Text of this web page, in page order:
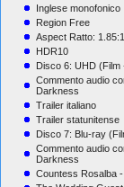
Inglese monofonico
Region Free
Aspect Ratto: 1.85:1
HDR10
Disco 6: UHD (Film
Commento audio
Darkness
Trailer italiano
Trailer statunitense
Disco 7: Blu-ray
Commento audio
Darkness
Countess Rosalba